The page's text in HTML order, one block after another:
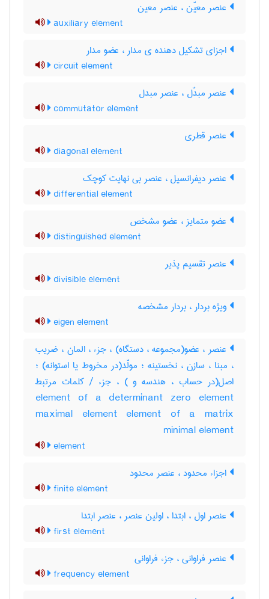
عنصر معیّن ، عنصر معین
auxiliary element
اجزای تشکیل دهنده ی مدار ، عضو مدار
circuit element
عنصر مبدّل ، عنصر مبدل
commutator element
عنصر قطری
diagonal element
عنصر دیفرانسیل ، عنصر بی نهایت کوچک
differential element
عضو متمایز ، عضو مشخص
distinguished element
عنصر تقسیم پذیر
divisible element
ویژه بردار ، بردار مشخصه
eigen element
عنصر ، عضو(مجموعه ، دستگاه) ، جزء ، المان ، ضریب
، مبنا ، سازن ، نخستینه ؛ مولّد(در مخروط یا استوانه) ؛
اصل(در حساب ، هندسه و ) ، جزء / کلمات مرتبط
element of a determinant zero element
maximal element element of a matrix
minimal element
element
اجزاء محدود ، عنصر محدود
finite element
عنصر اول ، ابتدا ، اولین عنصر ، عنصر ابتدا
first element
عنصر فراوانی ، جزء فراوانی
frequency element